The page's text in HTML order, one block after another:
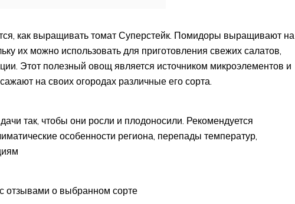
как выращивать томат Суперстейк. Помидоры выращивают на
их можно использовать для приготовления свежих салатов,
Этот полезный овощ является источником микроэлементов и
на своих огородах различные его сорта.
так, чтобы они росли и плодоносили. Рекомендуется
особенности региона, перепады температур,
отзывами о выбранном сорте